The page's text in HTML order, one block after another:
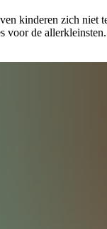
kinderen zich niet
voor de